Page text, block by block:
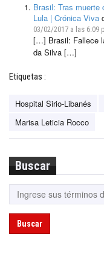
Brasil: Tras muerte
Lula | Crónica Viva
03/02/2017 a las 6:09
[…] Brasil: Fallece
da Silva […]
Etiquetas :
Hospital Sirio-Libanés
Marisa Leticia Rocco
Buscar
Buscar